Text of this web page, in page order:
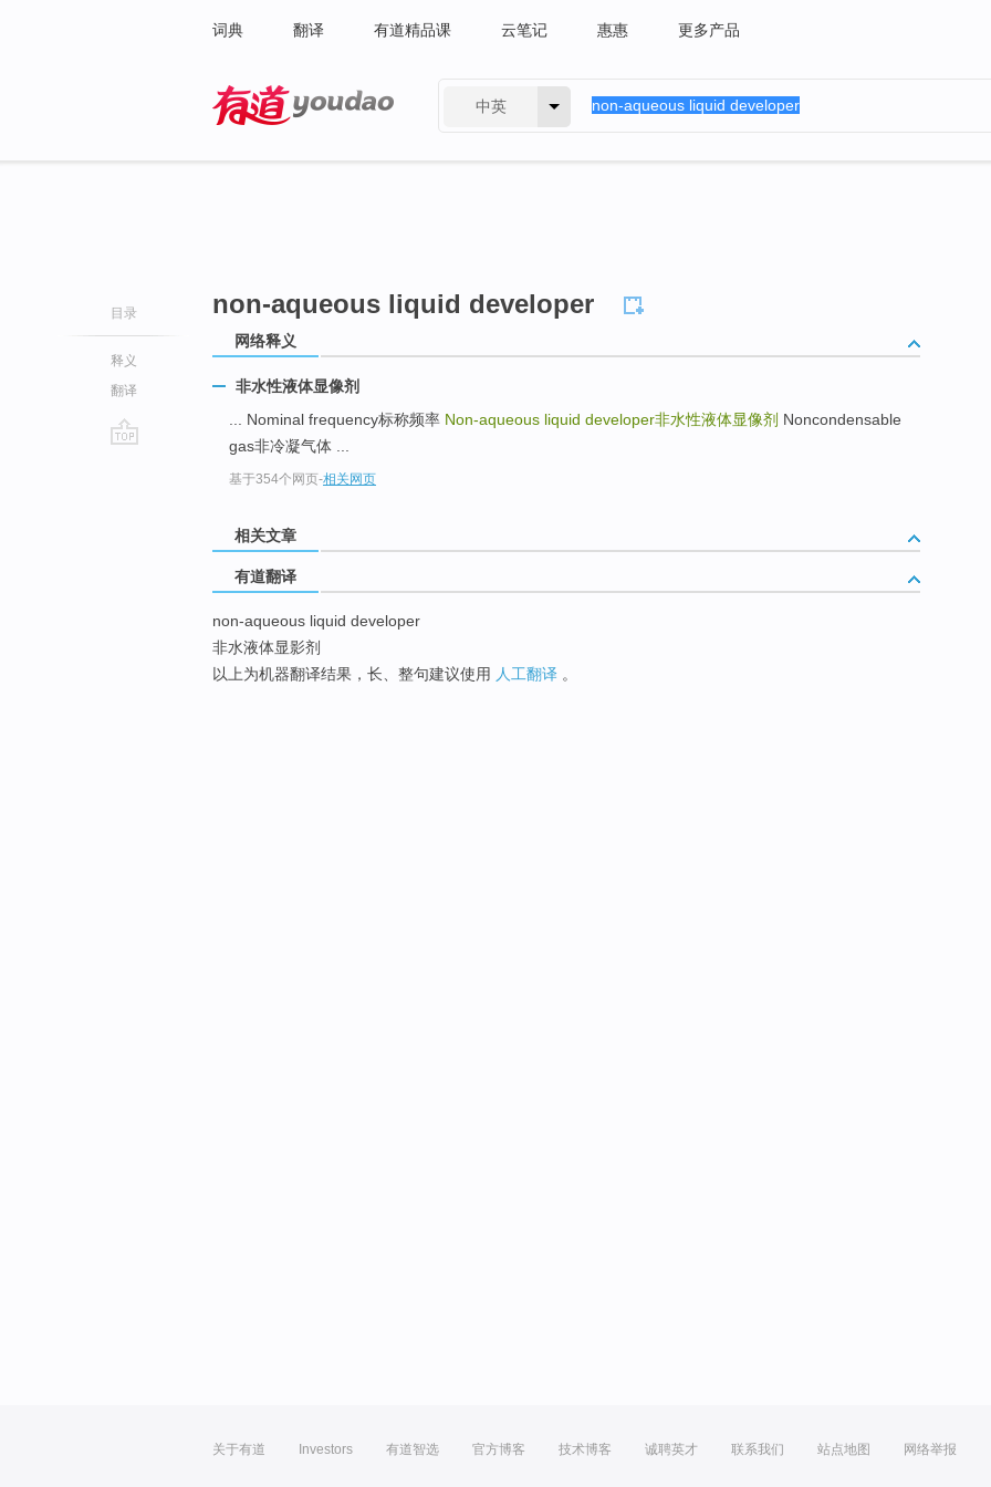
词典 翻译 有道精品课 云笔记 惠惠 更多产品
中英
目录
释义
翻译
non-aqueous liquid developer
网络释义
非水性液体显像剂
... Nominal frequency标称频率 Non-aqueous liquid developer非水性液体显像剂 Noncondensable
gas非冷凝气体 ...
基于354个网页-相关网页
相关文章
有道翻译
non-aqueous liquid developer
非水液体显影剂
以上为机器翻译结果，长、整句建议使用 人工翻译 。
关于有道 Investors 有道智选 官方博客 技术博客 诚聘英才 联系我们 站点地图 网络举报